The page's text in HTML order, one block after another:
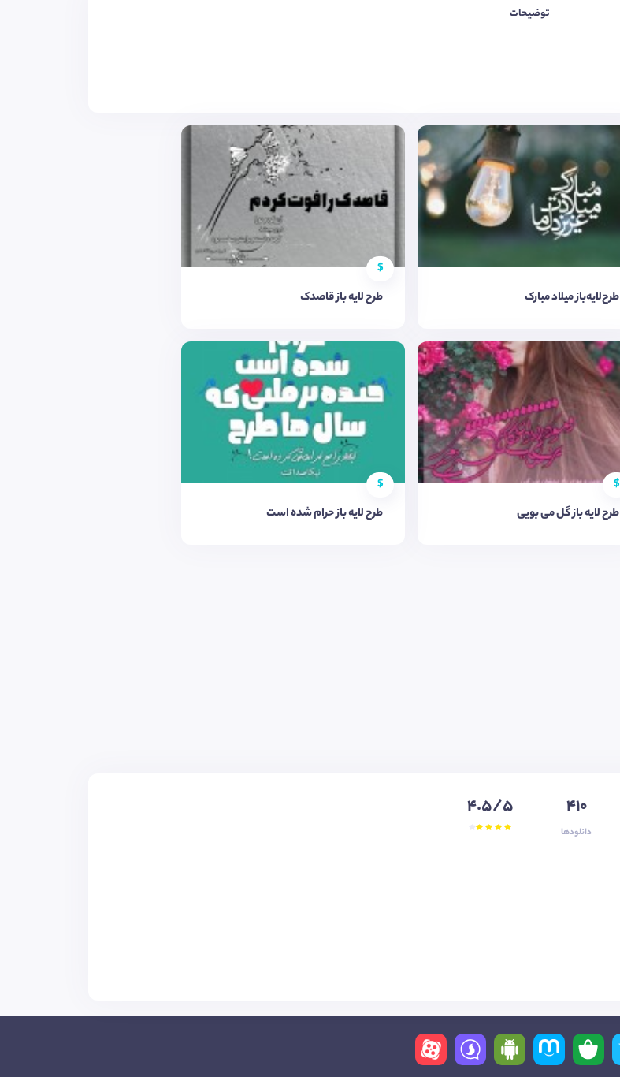
توضیحات
طرح‌لایه‌باز میلاد مبارک
$
طرح لایه باز قاصدک
$
طرح لایه باز گل می بویی
$
طرح لایه باز حرام شده است
410
دانلودها
4.5/5